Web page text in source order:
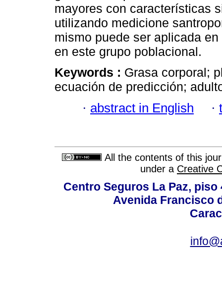
mayores con características
utilizando medicione
mismo puede ser aplicada
en este grupo poblacional.
Keywords : Grasa corporal;
ecuación de predicción;
· abstract in English ·
All the contents of this
under a Creative
Centro Seguros La Paz,
Avenida Francisco